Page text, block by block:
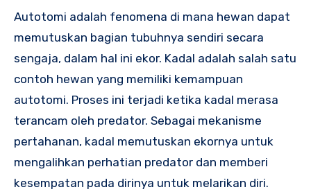
Autotomi adalah fenomena di mana hewan dapat
memutuskan bagian tubuhnya sendiri secara
sengaja, dalam hal ini ekor. Kadal adalah salah satu
contoh hewan yang memiliki kemampuan
autotomi. Proses ini terjadi ketika kadal merasa
terancam oleh predator. Sebagai mekanisme
pertahanan, kadal memutuskan ekornya untuk
mengalihkan perhatian predator dan memberi
kesempatan pada dirinya untuk melarikan diri.